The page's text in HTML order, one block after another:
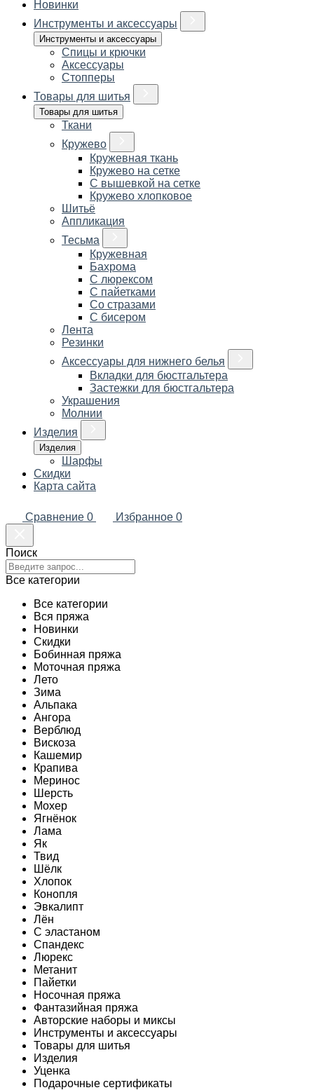
Новинки
Инструменты и аксессуары
Инструменты и аксессуары
Спицы и крючки
Аксессуары
Стопперы
Товары для шитья
Товары для шитья
Ткани
Кружево
Кружевная ткань
Кружево на сетке
С вышевкой на сетке
Кружево хлопковое
Шитьё
Аппликация
Тесьма
Кружевная
Бахрома
С люрексом
С пайетками
Со стразами
С бисером
Лента
Резинки
Аксессуары для нижнего белья
Вкладки для бюстгальтера
Застежки для бюстгальтера
Украшения
Молнии
Изделия
Изделия
Шарфы
Скидки
Карта сайта
Сравнение 0 Избранное 0
Поиск
Все категории
Все категории
Вся пряжа
Новинки
Скидки
Бобинная пряжа
Моточная пряжа
Лето
Зима
Альпака
Ангора
Верблюд
Вискоза
Кашемир
Крапива
Меринос
Шерсть
Мохер
Ягнёнок
Лама
Як
Твид
Шёлк
Хлопок
Конопля
Эвкалипт
Лён
C эластаном
Спандекс
Люрекс
Метанит
Пайетки
Носочная пряжа
Фантазийная пряжа
Авторские наборы и миксы
Инструменты и аксессуары
Товары для шитья
Изделия
Уценка
Подарочные сертификаты